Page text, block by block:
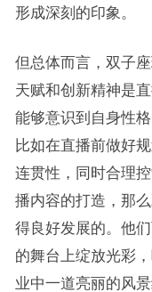
形成深刻的印象。
但总体而言，双子
天赋和创新精神是
能够意识到自身性
比如在直播前做好
连贯性，同时合理
播内容的打造，那
得良好发展的。他
的舞台上绽放光彩
业中一道亮丽的风